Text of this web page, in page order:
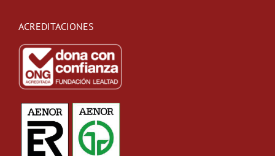
ACREDITACIONES